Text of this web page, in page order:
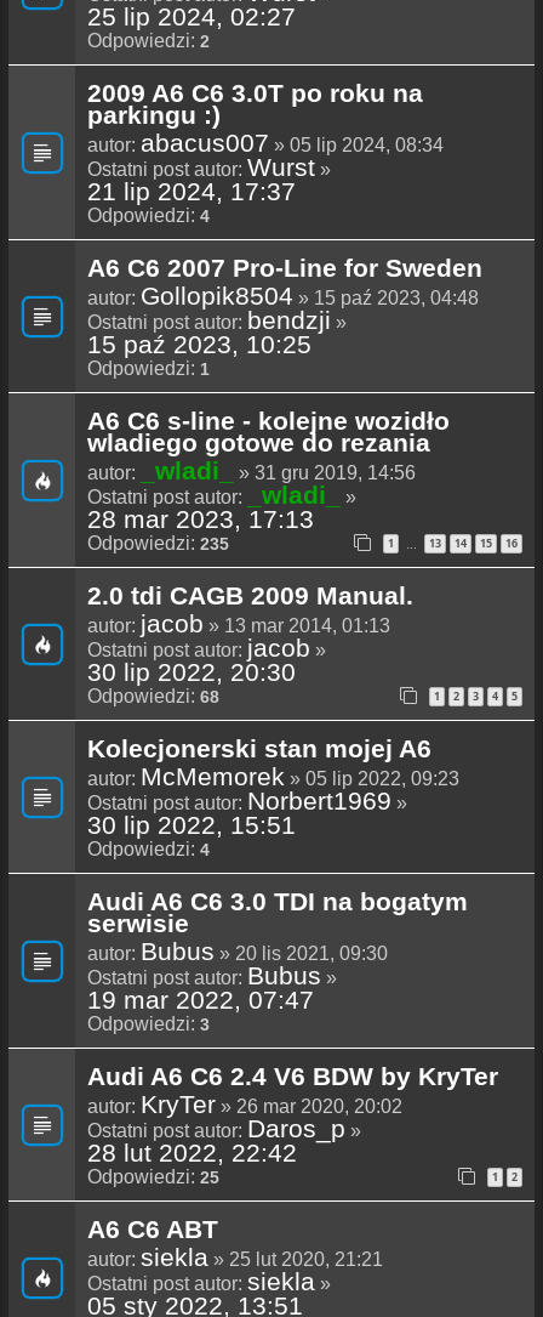
25 lip 2024, 02:27
Odpowiedzi: 2
2009 A6 C6 3.0T po roku na
parkingu :)
autor: abacus007 » 05 lip 2024, 08:34
Ostatni post autor: Wurst »
21 lip 2024, 17:37
Odpowiedzi: 4
A6 C6 2007 Pro-Line for Sweden
autor: Gollopik8504 » 15 paź 2023, 04:48
Ostatni post autor: bendzji »
15 paź 2023, 10:25
Odpowiedzi: 1
A6 C6 s-line - kolejne wozidło
wladiego gotowe do rezania
autor: _wladi_
» 31 gru 2019, 14:56
Ostatni post autor:
_wladi_ »
28 mar 2023, 17:13
Odpowiedzi: 235 1 … 13 14 15 16
2.0 tdi CAGB 2009 Manual.
autor: jacob » 13 mar 2014, 01:13
Ostatni post autor: jacob »
30 lip 2022, 20:30
Odpowiedzi: 68 1 2 3 4 5
Kolecjonerski stan mojej A6
autor: McMemorek » 05 lip 2022, 09:23
Ostatni post autor: Norbert1969 »
30 lip 2022, 15:51
Odpowiedzi: 4
Audi A6 C6 3.0 TDI na bogatym
serwisie
autor: Bubus » 20 lis 2021, 09:30
Ostatni post autor: Bubus »
19 mar 2022, 07:47
Odpowiedzi: 3
Audi A6 C6 2.4 V6 BDW by KryTer
autor: KryTer » 26 mar 2020, 20:02
Ostatni post autor: Daros_p »
28 lut 2022, 22:42
Odpowiedzi: 25 1 2
A6 C6 ABT
autor: siekla » 25 lut 2020, 21:21
Ostatni post autor: siekla »
05 sty 2022, 13:51